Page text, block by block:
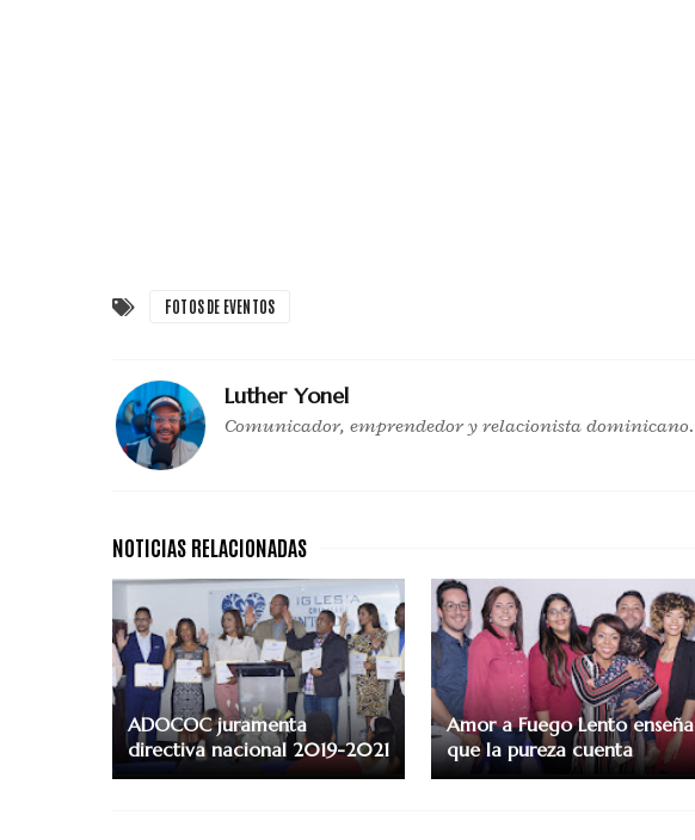
FOTOS DE EVENTOS
Luther Yonel
Comunicador, emprendedor y relacionista dominicano.
ADOCOC juramenta
directiva nacional 2019-2021
Amor a Fuego Lento enseña
que la pureza cuenta